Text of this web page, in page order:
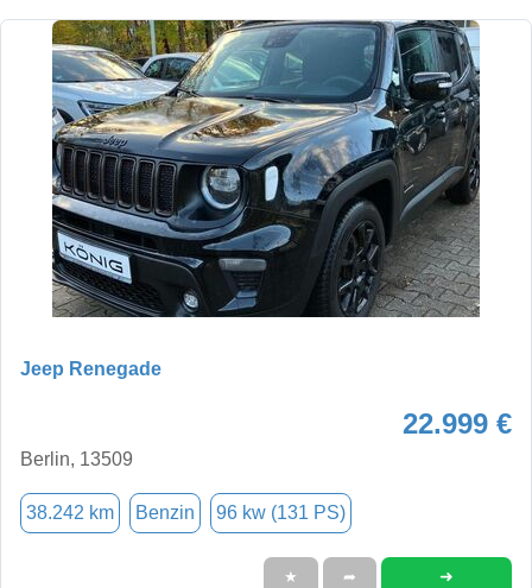
Jeep Renegade
22.999 €
Berlin, 13509
38.242 km Benzin 96 kw (131 PS)
★ ➦ ➜